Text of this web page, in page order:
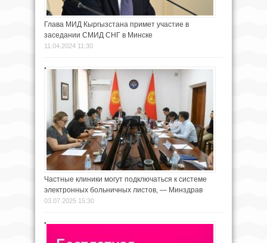
Глава МИД Кыргызстана примет участие в
заседании СМИД СНГ в Минске
11.04.2024 11:30
Частные клиники могут подключаться к системе
электронных больничных листов, — Минздрав
03.07.2025 15:30